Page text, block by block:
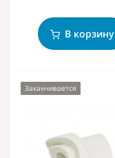
В корзину
Заканчивается